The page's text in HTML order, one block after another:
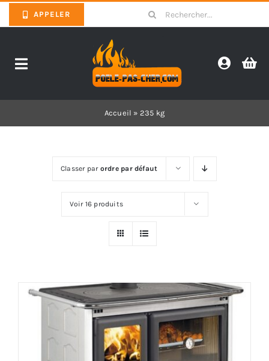
to
APPELER
Search
for:
Toggle
Foyers
Cuisinières
Accueil » 235 kg
Classer par ordre par défaut
Voir 16 produits